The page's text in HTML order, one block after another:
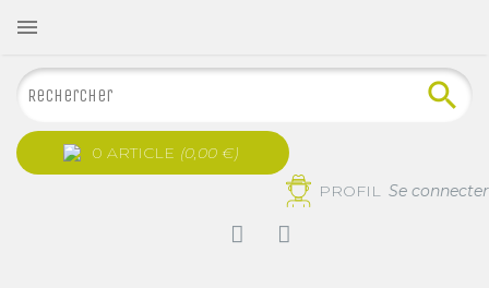
PROFIL Se connecter
0 ARTICLE (0,00 €)
